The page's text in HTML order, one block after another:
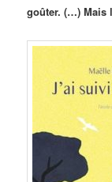
goûter. (…) Mais